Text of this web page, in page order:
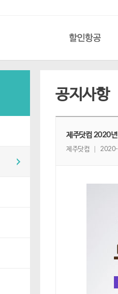
할인항공
공지사항
제주닷컴 2020년
제주닷컴